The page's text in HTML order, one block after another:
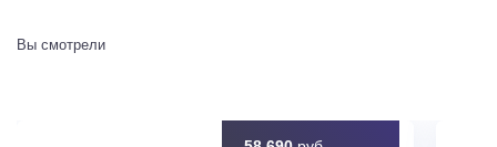
Вы смотрели